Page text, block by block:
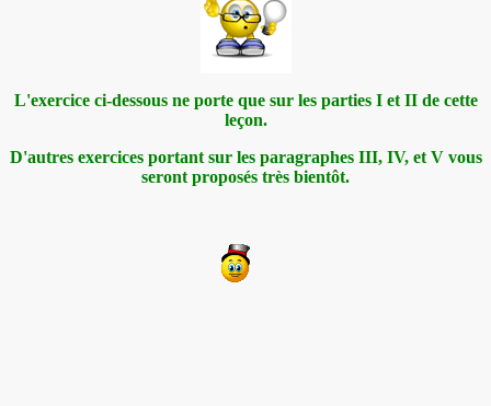
L'exercice ci-dessous ne porte que sur les parties I et II de cette
leçon.
D'autres exercices portant sur les paragraphes III, IV, et V vous
seront proposés très bientôt.